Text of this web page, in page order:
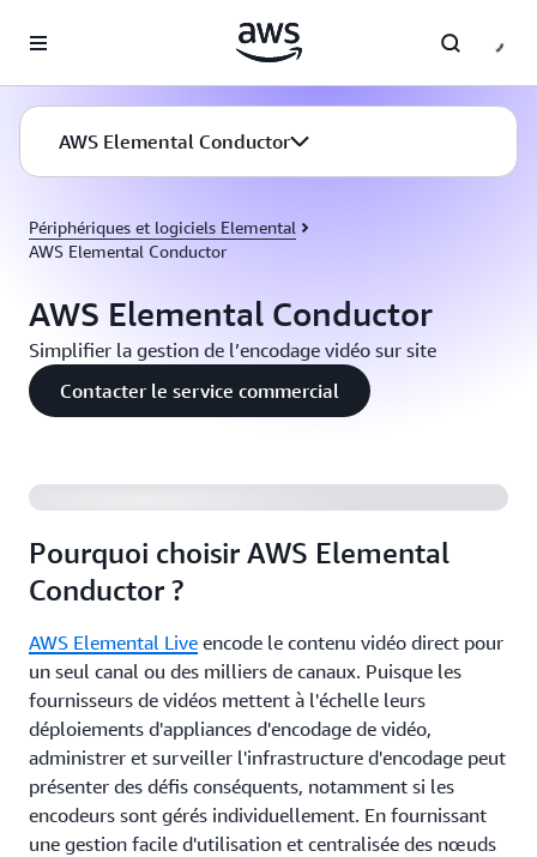
AWS Elemental Conductor
Périphériques et logiciels Elemental
AWS Elemental Conductor
AWS Elemental Conductor
Simplifier la gestion de l’encodage vidéo sur site
Contacter le service commercial
Pourquoi choisir AWS Elemental
Conductor ?
AWS Elemental Live encode le contenu vidéo direct pour
un seul canal ou des milliers de canaux. Puisque les
fournisseurs de vidéos mettent à l'échelle leurs
déploiements d'appliances d'encodage de vidéo,
administrer et surveiller l'infrastructure d'encodage peut
présenter des défis conséquents, notamment si les
encodeurs sont gérés individuellement. En fournissant
une gestion facile d'utilisation et centralisée des nœuds